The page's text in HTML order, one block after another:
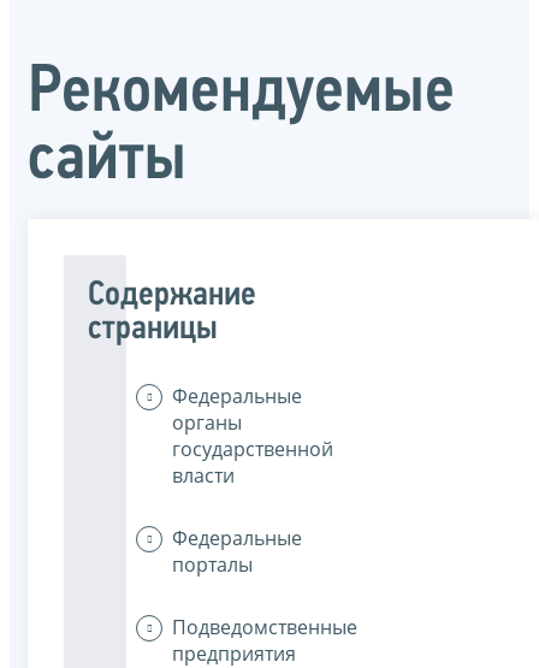
Рекомендуемые
сайты
Содержание
страницы
Федеральные
органы
государственной
власти
Федеральные
порталы
Подведомственные
предприятия